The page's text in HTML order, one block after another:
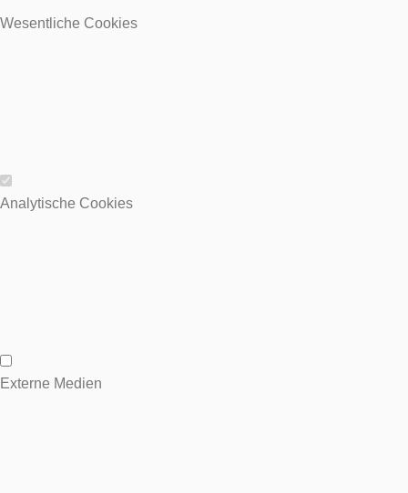
Wesentliche Cookies
Wesentliche Cookies
Analytische Cookies
Analytische Cookies
Externe Medien